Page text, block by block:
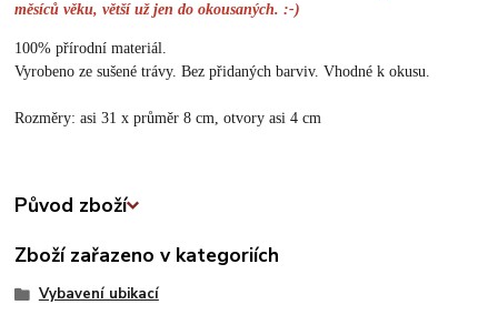
měsíců věku, větší už jen do okousaných. :-)
100% přírodní materiál.
Vyrobeno ze sušené trávy. Bez přidaných barviv. Vhodné k okusu.
Rozměry: asi 31 x průměr 8 cm, otvory asi 4 cm
Původ zboží
Zboží zařazeno v kategoriích
Vybavení ubikací